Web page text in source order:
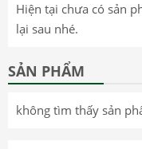
Hiện tại chưa có sản
lại sau nhé.
SẢN PHẨM
không tìm thấy sản